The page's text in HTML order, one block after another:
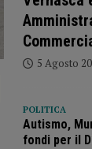
5 Agosto
POLITICA
Autismo,
fondi per il